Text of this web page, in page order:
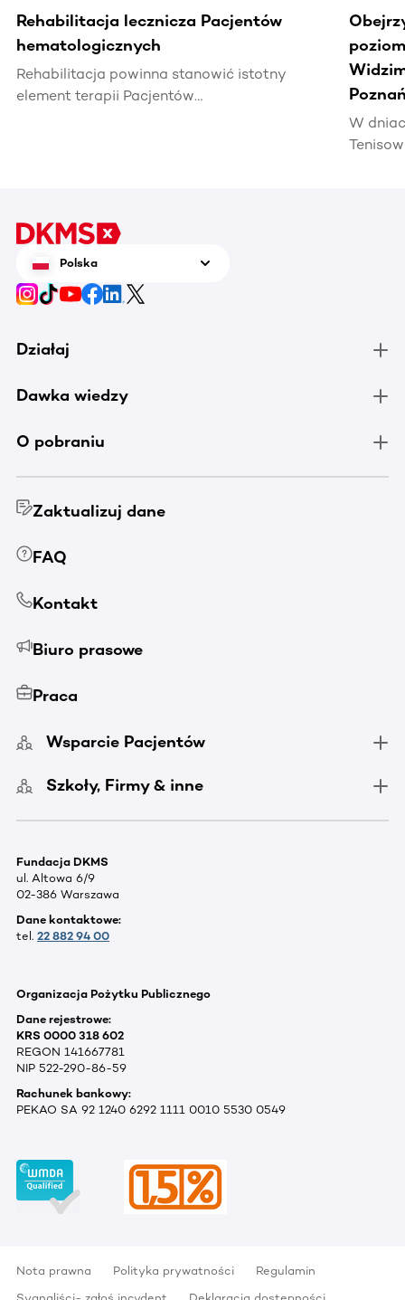
Rehabilitacja lecznicza Pacjentów
hematologicznych
Rehabilitacja powinna stanowić istotny
element terapii Pacjentów
W
Polska
Działaj
Dawka wiedzy
O pobraniu
Zaktualizuj dane
FAQ
Kontakt
Biuro prasowe
Praca
Wsparcie Pacjentów
Szkoły, Firmy & inne
Fundacja DKMS
ul. Altowa 6/9
02-386 Warszawa
Dane kontaktowe:
tel. 22 882 94 00
Organizacja Pożytku Publicznego
Dane rejestrowe:
KRS 0000 318 602
REGON 141667781
NIP 522-290-86-59
Rachunek bankowy:
PEKAO SA 92 1240 6292 1111 0010 5530 0549
Nota prawna Polityka prywatności
Regulamin